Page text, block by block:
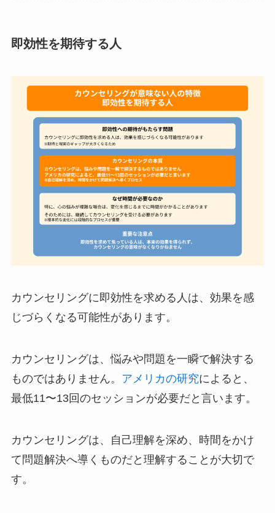
即効性を期待する人
カウンセリングに即効性を求める人は、効果を感
じづらくなる可能性があります。
カウンセリングは、悩みや問題を一瞬で解決する
ものではありません。 アメリカの研究によると、
最低11〜13回のセッションが必要だと言います。
カウンセリングは、自己理解を深め、時間をかけ
て問題解決へ導くものだと理解することが大切で
す。